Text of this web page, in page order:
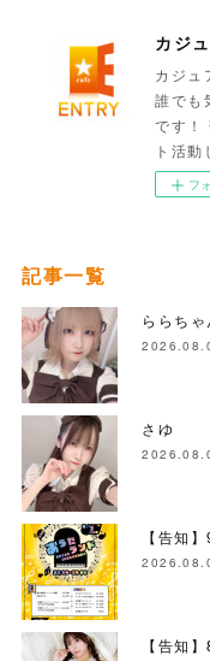
カジュ
誰でも
です！
ト活
フ
記事一覧
ららちゃ
さゆ
【告知
【告知